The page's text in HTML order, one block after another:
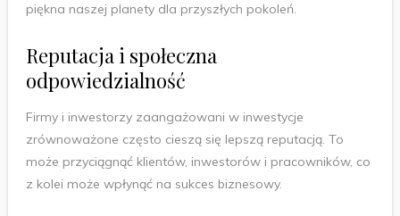
piękna naszej planety dla przyszłych pokoleń.
Reputacja i społeczna
odpowiedzialność
Firmy i inwestorzy zaangażowani w inwestycje
zrównoważone często cieszą się lepszą reputacją. To
może przyciągnąć klientów, inwestorów i pracowników, co
z kolei może wpłynąć na sukces biznesowy.